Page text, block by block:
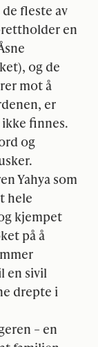
fleste av
en
og de
mot å
er
finnes.
og
Yahya som
hele
kjempet
på å
en sivil
drepte i
– en